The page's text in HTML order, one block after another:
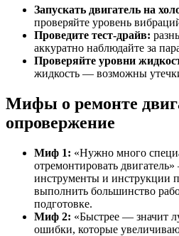
Запускать двигатель на
проверяйте уровень
Проведите тест-драйв:
аккуратно наблюдайте за
Проверяйте уровни
жидкость — возможны
Мифы о ремонте
опровержение
Миф 1: «Нужно много
отремонтировать
инструменты и инструкции
выполнить большинство
подготовке.
Миф 2: «Быстрее — значит
ошибки, которые